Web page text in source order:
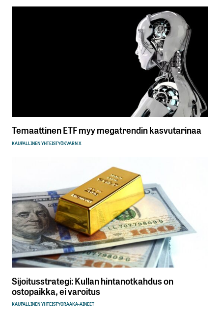
Temaattinen ETF myy megatrendin kasvutarinaa
KAUPALLINEN YHTEISTYÖKVARN X
Sijoitusstrategi: Kullan hintanotkahdus on
ostopaikka, ei varoitus
KAUPALLINEN YHTEISTYÖRAAKA-AINEET